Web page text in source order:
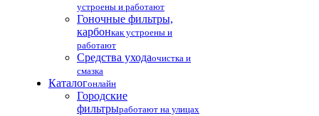
устроены и работают
Гоночные фильтры,
карбонкак устроены и
работают
Средства уходаочистка и
смазка
Каталогонлайн
Городские
фильтрыработают на улицах